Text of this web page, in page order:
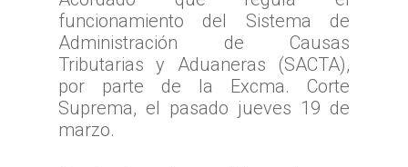
funcionamiento del Sistema de
Administración de Causas
Tributarias y Aduaneras (SACTA),
por parte de la Excma. Corte
Suprema, el pasado jueves 19 de
marzo.